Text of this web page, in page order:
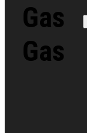
Gas
Gas